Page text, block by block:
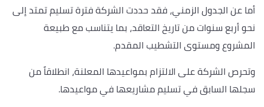
أما عن الجدول الزمني، فقد حددت الشركة فترة تسليم تمتد إلى
نحو أربع سنوات من تاريخ التعاقد، بما يتناسب مع طبيعة
المشروع ومستوى التشطيب المقدم.
وتحرص الشركة على الالتزام بمواعيدها المعلنة، انطلاقاً من
سجلها السابق في تسليم مشاريعها في مواعيدها.